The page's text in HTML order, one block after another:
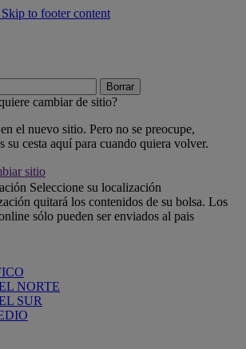
Skip to footer content
Borrar
cambiar de sitio?
el nuevo sitio. Pero no se preocupe,
su cesta aquí para cuando quiera volver.
sitio
Seleccione su localización
quitará los contenidos de su bolsa. Los
sólo pueden ser enviados al pais
NORTE
SUR